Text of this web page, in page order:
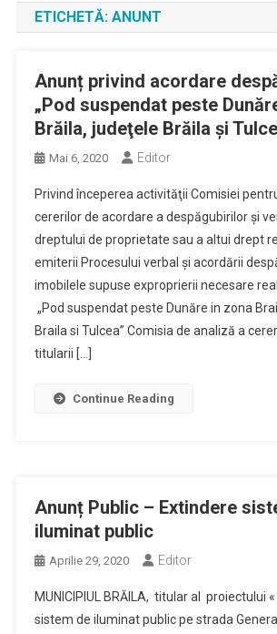
ETICHETĂ: ANUNT
Anunț privind acordare
„Pod suspendat peste
Brăila, judeţele Brăila și
Mai 6, 2020 Editor
Privind începerea activităţii Comisiei
cererilor de acordare a despăgubirilor şi
dreptului de proprietate sau a altui drept
emiterii Procesului verbal şi acordării
imobilele supuse exproprierii necesare
„Pod suspendat peste Dunăre in zona
Braila si Tulcea” Comisia de analiză a
titularii […]
Continue Reading
Anunț Public – Extindere
iluminat public
Aprilie 29, 2020 Editor
MUNICIPIUL BRĂILA, titular al proiectului
sistem de iluminat public pe strada